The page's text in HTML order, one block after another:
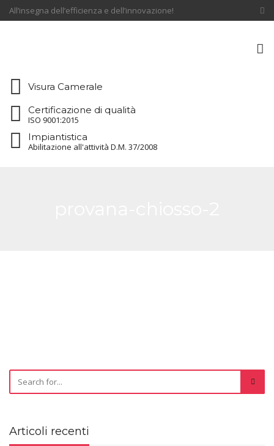
All’insegna dell’efficienza e dell’innovazione!
Visura Camerale
Certificazione di qualità
ISO 9001:2015
Impiantistica
Abilitazione all'attività D.M. 37/2008
Articoli recenti